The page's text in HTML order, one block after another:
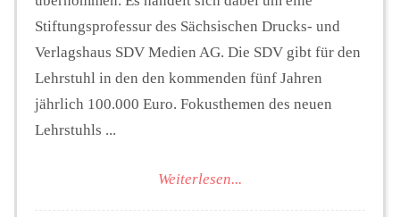
Stiftungsprofessur des Sächsischen Drucks- und
Verlagshaus SDV Medien AG. Die SDV gibt für den
Lehrstuhl in den den kommenden fünf Jahren
jährlich 100.000 Euro. Fokusthemen des neuen
Lehrstuhls ...
Weiterlesen...